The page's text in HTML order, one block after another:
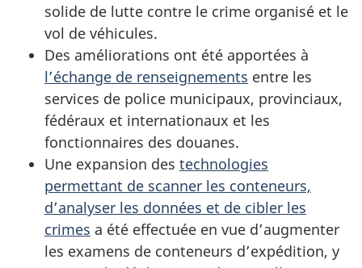
solide de lutte contre le crime organisé et le
vol de véhicules.
Des améliorations ont été apportées à
l’échange de renseignements entre les
services de police municipaux, provinciaux,
fédéraux et internationaux et les
fonctionnaires des douanes.
Une expansion des technologies
permettant de scanner les conteneurs,
d’analyser les données et de cibler les
crimes a été effectuée en vue d’augmenter
les examens de conteneurs d’expédition, y